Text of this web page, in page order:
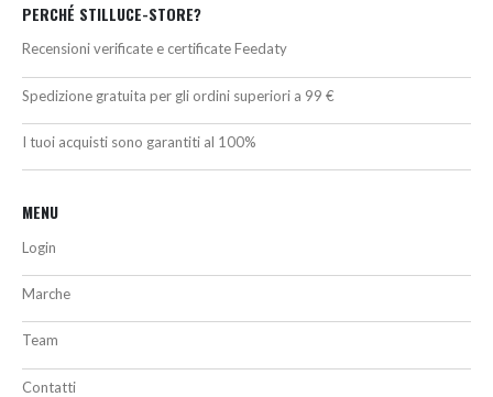
PERCHÉ STILLUCE-STORE?
Recensioni verificate e certificate Feedaty
Spedizione gratuita per gli ordini superiori a 99 €
I tuoi acquisti sono garantiti al 100%
MENU
Login
Marche
Team
Contatti